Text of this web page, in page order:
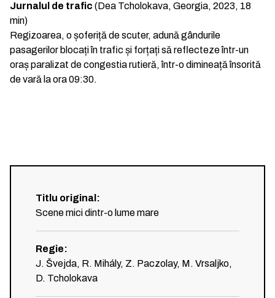
Jurnalul de trafic (Dea Tcholokava, Georgia, 2023, 18
min)
Regizoarea, o șoferiță de scuter, adună gândurile
pasagerilor blocați în trafic și forțați să reflecteze într-un
oraș paralizat de congestia rutieră, într-o dimineață însorită
de vară la ora 09:30.
Titlu original :
Scene mici dintr-o lume mare
Regie:
J. Švejda, R. Mihály, Z. Paczolay, M. Vrsaljko,
D. Tcholokava